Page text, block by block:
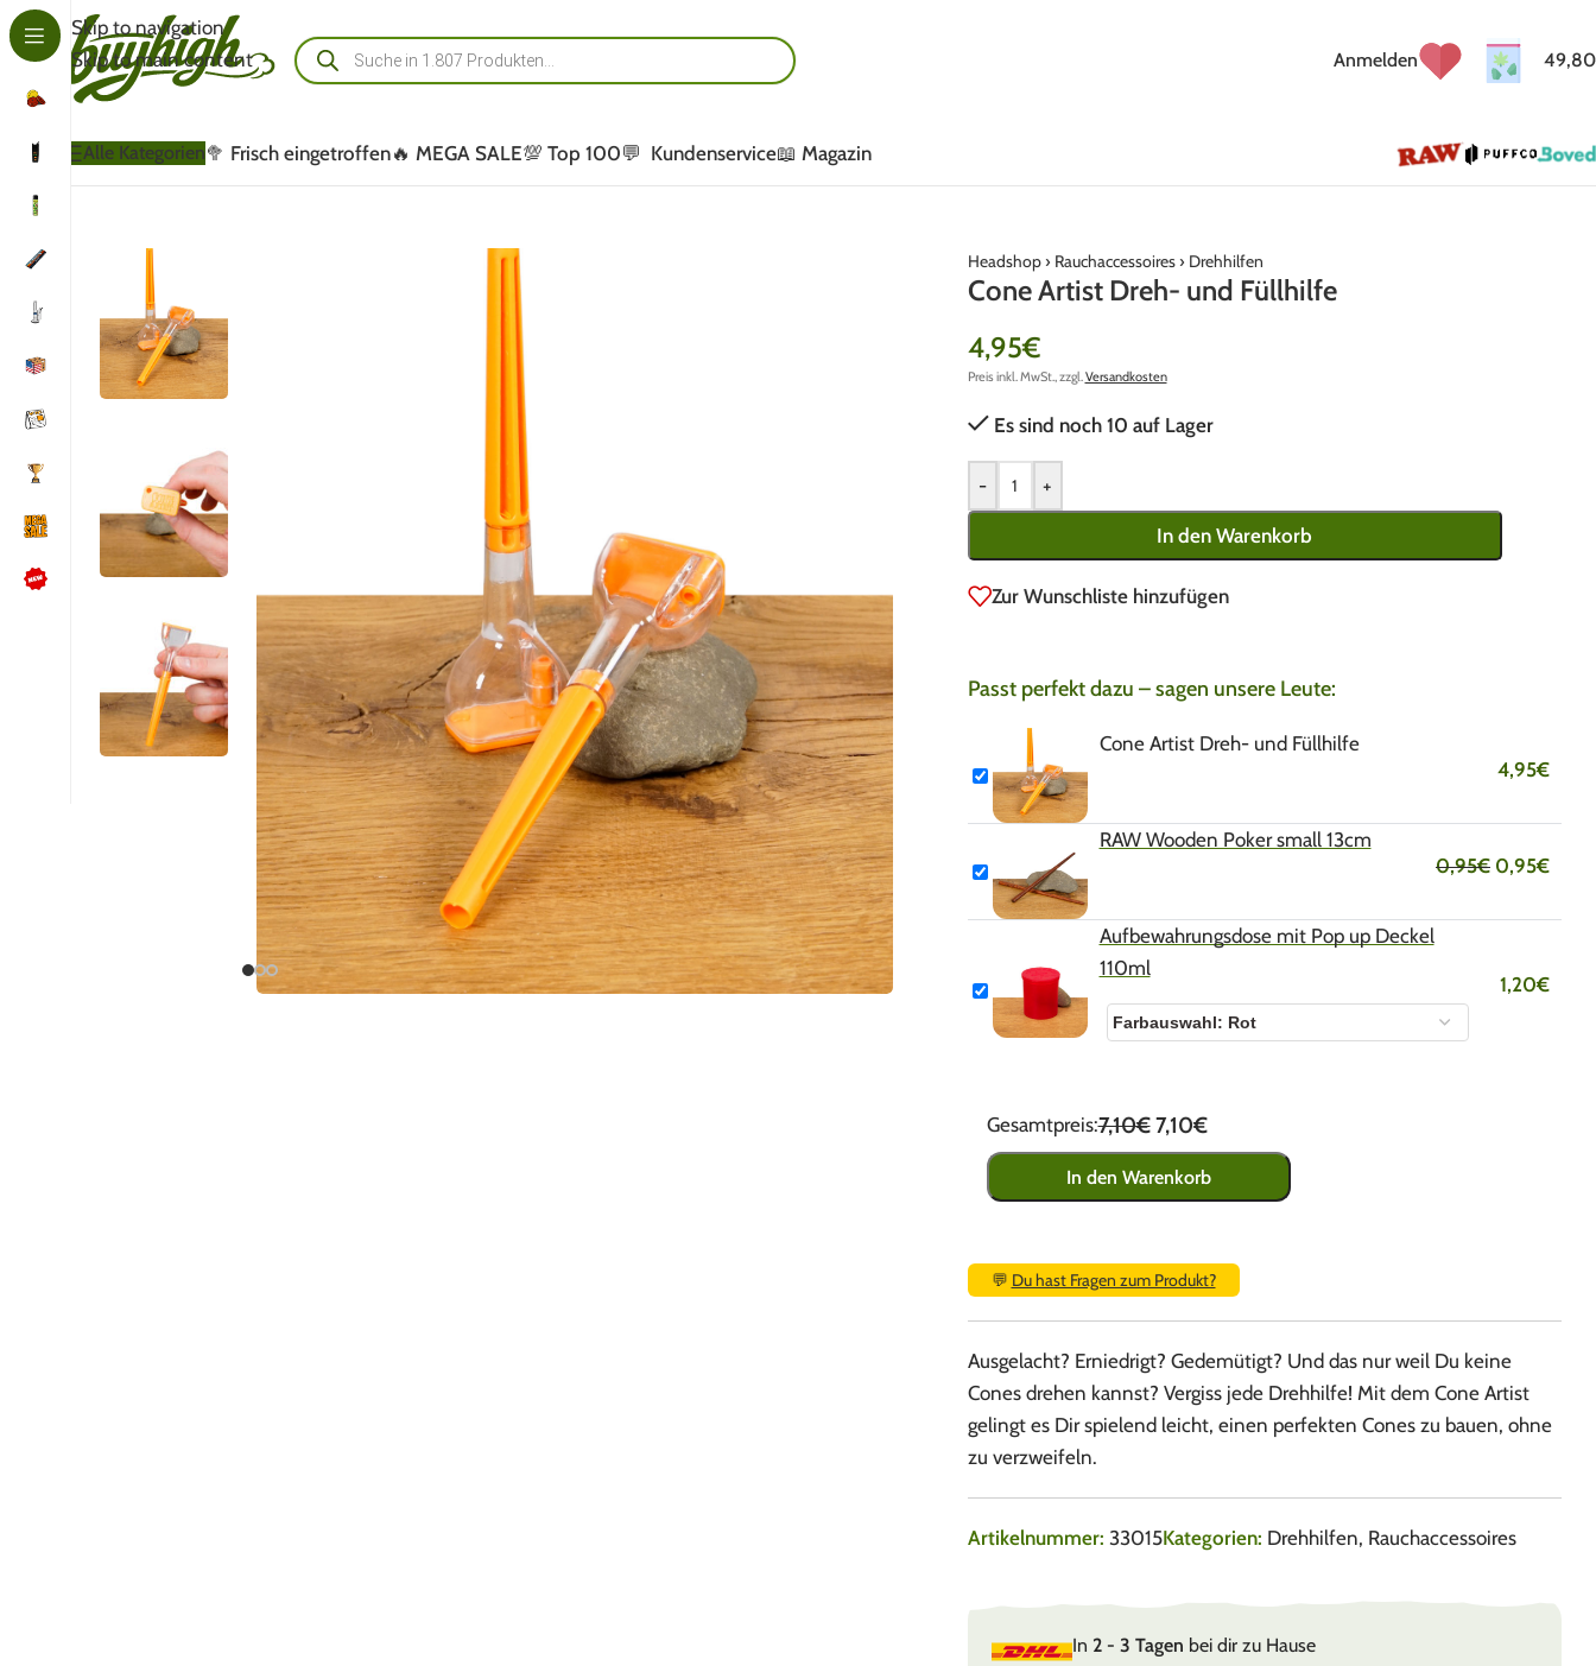
Skip to navigation
Skip to main content
Kundenbewertungen lesen
Schreib uns auf WhatsApp
Kundenservice kontaktieren
Anmelden 49,80
Alle Kategorien🥦 Frisch eingetroffen🔥 MEGA SALE💯 Top 100💬 Kundenservice📖 Magazin
Headshop› Rauchaccessoires› Drehhilfen
Cone Artist Dreh- und Füllhilfe
4,95€
Preis inkl. MwSt., zzgl.Versandkosten
Es sind noch 10 auf Lager
- +
In den Warenkorb
Zur Wunschliste hinzufügen
Passt perfekt dazu – sagen unsere Leute:
Cone Artist Dreh- und Füllhilfe
4,95€
RAW Wooden Poker small 13cm
0,95€ 0,95€
Aufbewahrungsdose mit Pop up Deckel
110ml
1,20€
Gesamtpreis:7,10€7,10€
In den Warenkorb
💬 Du hast Fragen zum Produkt?
Ausgelacht? Erniedrigt? Gedemütigt? Und das nur weil Du keine
Cones drehen kannst? Vergiss jede Drehhilfe! Mit dem Cone Artist
gelingt es Dir spielend leicht, einen perfekten Cones zu bauen, ohne
zu verzweifeln.
Artikelnummer: 33015Kategorien: Drehhilfen, Rauchaccessoires
In 2 - 3 Tagen bei dir zu Hause